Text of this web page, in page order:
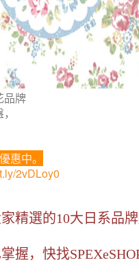
品牌
惠中。
2vDLoy0
精選的10大日系品
握，快找